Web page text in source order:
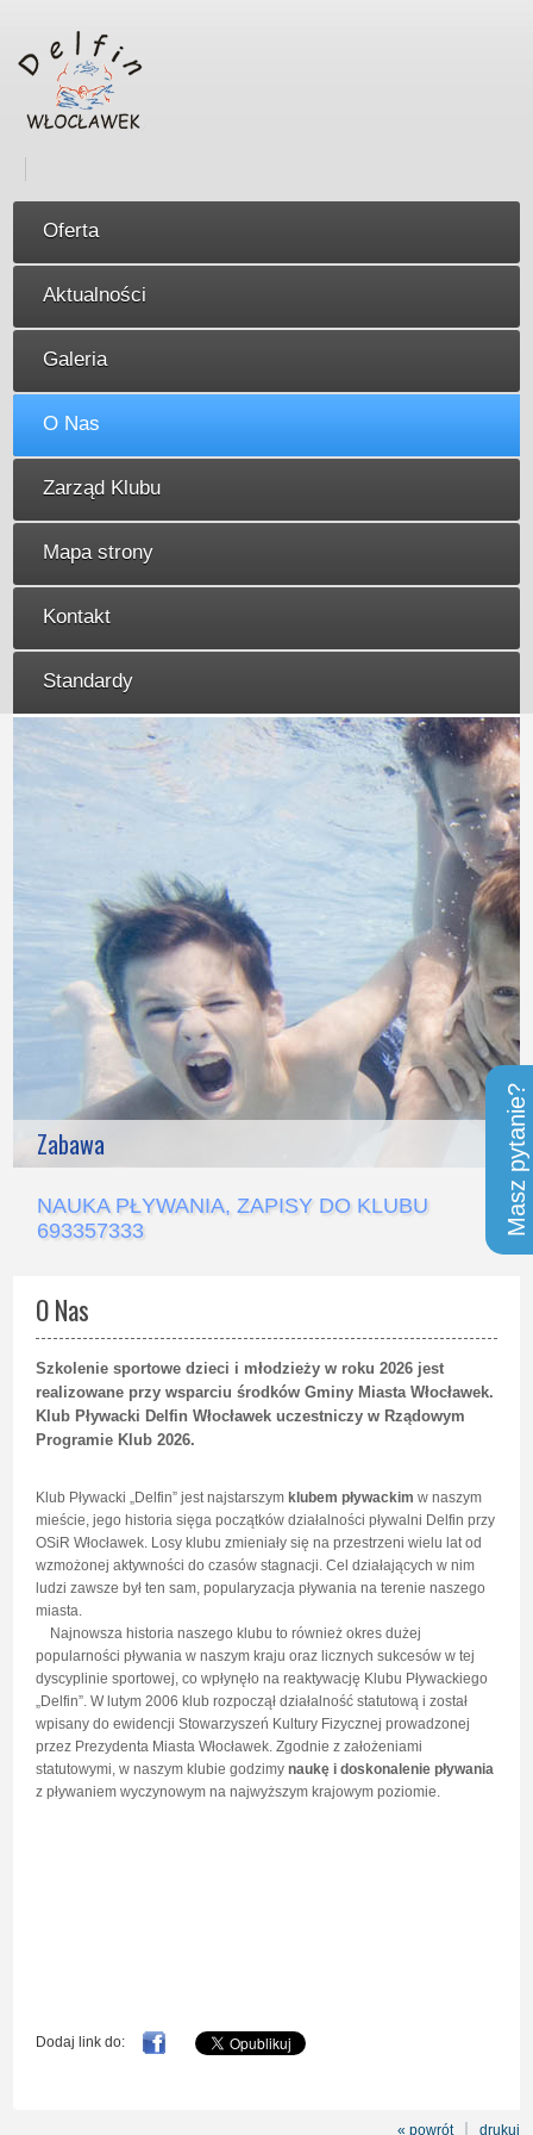
Masz pytanie?
Oferta
Aktualności
Galeria
O Nas
Zarząd Klubu
Mapa strony
Kontakt
Standardy
Zabawa
NAUKA PŁYWANIA, ZAPISY DO KLUBU
693357333
O Nas
Szkolenie sportowe dzieci i młodzieżyw roku 2026 jest
realizowane przy wsparciu środków Gminy Miasta Włocławek.
Klub Pływacki Delfin Włocławek uczestniczy w Rządowym
Programie Klub 2026.
Klub Pływacki „Delfin” jest najstarszym klubem pływackim w naszym
mieście, jego historia sięga początków działalności pływalni Delfin przy
OSiR Włocławek. Losy klubu zmieniały się na przestrzeni wielu lat od
wzmożonej aktywności do czasów stagnacji. Cel działających w nim
ludzi zawsze był ten sam, popularyzacja pływania na terenie naszego
miasta.
Najnowsza historia naszego klubu to również okres dużej
popularności pływania w naszym kraju oraz licznych sukcesów w tej
dyscyplinie sportowej, co wpłynęło na reaktywację Klubu Pływackiego
„Delfin”. W lutym 2006 klub rozpoczął działalność statutową i został
wpisany do ewidencji Stowarzyszeń Kultury Fizycznej prowadzonej
przez Prezydenta Miasta Włocławek. Zgodnie z założeniami
statutowymi, w naszym klubie godzimynaukę i doskonalenie pływania
z pływaniem wyczynowym na najwyższym krajowym poziomie.
Dodaj link do:
drukuj
« powrót